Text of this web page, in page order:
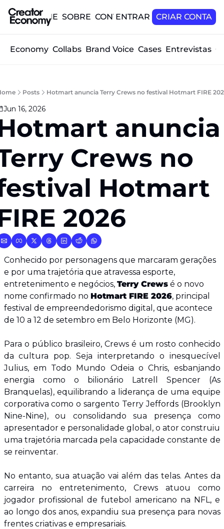
HOME SOBRE CONTATOENTRAR CRIAR CONTA
Economy Collabs Brand Voice Cases Entrevistas
Posts Hotmart anuncia Terry Crews no festival Hotmart FIRE
Jun 16, 2026
anuncia
Crews no
Hotmart
2026
Conhecido por personagens que marcaram gerações
e por uma trajetória que atravessa esporte,
entretenimento e negócios, Terry Crews é o novo
nome confirmado no Hotmart FIRE 2026, principal
festival de empreendedorismo digital, que acontece
de 10 a 12 de setembro em Belo Horizonte (MG).
Para o público brasileiro, Crews é um rosto conhecido
da cultura pop. Seja interpretando o inesquecível
Julius, em Todo Mundo Odeia o Chris, esbanjando
energia como o bilionário Latrell Spencer (As
Branquelas), equilibrando a liderança de uma equipe
corporativa como o sargento Terry Jeffords (Brooklyn
Nine-Nine), ou consolidando sua presença como
apresentador e personalidade global, o ator construiu
uma trajetória marcada pela capacidade constante de
se reinventar.
No entanto, sua atuação vai além das telas. Antes da
carreira no entretenimento, Crews atuou como
jogador profissional de futebol americano na NFL, e
ao longo dos anos, expandiu sua presença para novas
frentes criativas e empresariais.